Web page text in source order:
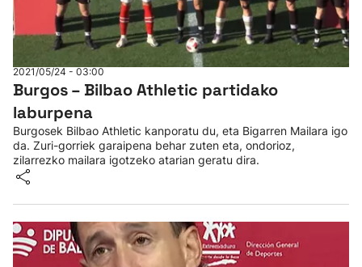
2021/05/24 - 03:00
Burgos – Bilbao Athletic partidako
laburpena
Burgosek Bilbao Athletic kanporatu du, eta Bigarren Mailara igo
da. Zuri-gorriek garaipena behar zuten eta, ondorioz,
zilarrezko mailara igotzeko atarian geratu dira.